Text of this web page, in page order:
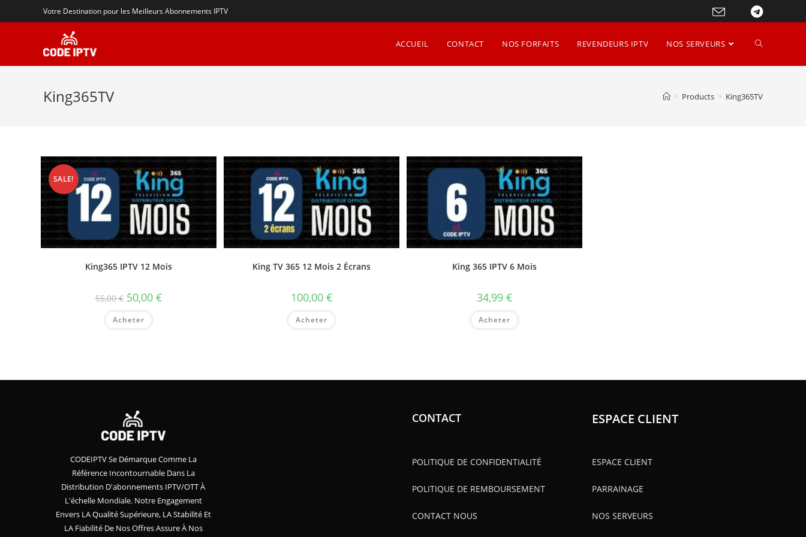
Votre Destination pour les Meilleurs Abonnements IPTV
ACCUEIL CONTACT NOS FORFAITS REVENDEURS IPTV NOS SERVEURS
King365TV > Products > King365TV
SALE!
King365 IPTV 12 Mois
55,00€ 50,00 €
Acheter
King TV 365 12 Mois 2 Écrans
100,00 €
Acheter
King 365 IPTV 6 Mois
34,99 €
Acheter
CODEIPTV Se Démarque Comme La
Référence Incontournable Dans La
Distribution D'abonnements IPTV/OTT À
L'échelle Mondiale. Notre Engagement
Envers LA Qualité Supérieure, LA Stabilité Et
LA Fiabilité De Nos Offres Assure À Nos
CONTACT
POLITIQUE DE CONFIDENTIALITÉ
POLITIQUE DE REMBOURSEMENT
CONTACT NOUS
ESPACE CLIENT
ESPACE CLIENT
PARRAINAGE
NOS SERVEURS